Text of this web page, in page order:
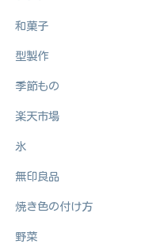
和菓子
型製作
季節もの
楽天市場
氷
無印良品
焼き色の付け方
野菜